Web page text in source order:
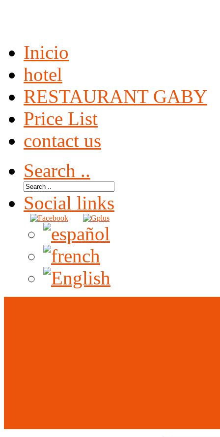
Inicio
hotel
RESTAURANT GABY
Price List
contact us
Search ..
Social links